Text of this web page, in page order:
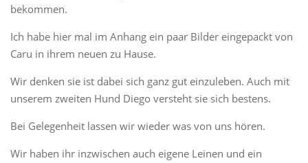
bekommen.
Ich habe hier mal im Anhang ein paar Bilder eingepackt von
Caru in ihrem neuen zu Hause.
Wir denken sie ist dabei sich ganz gut einzuleben. Auch mit
unserem zweiten Hund Diego versteht sie sich bestens.
Bei Gelegenheit lassen wir wieder was von uns hören.
Wir haben ihr inzwischen auch eigene Leinen und ein